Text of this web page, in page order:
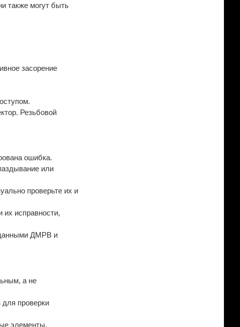
также могут быть
засорение
Резьбовой
ошибка.
или
проверьте их и
их исправности,
данными ДМРВ и
а не
проверки
элементы.